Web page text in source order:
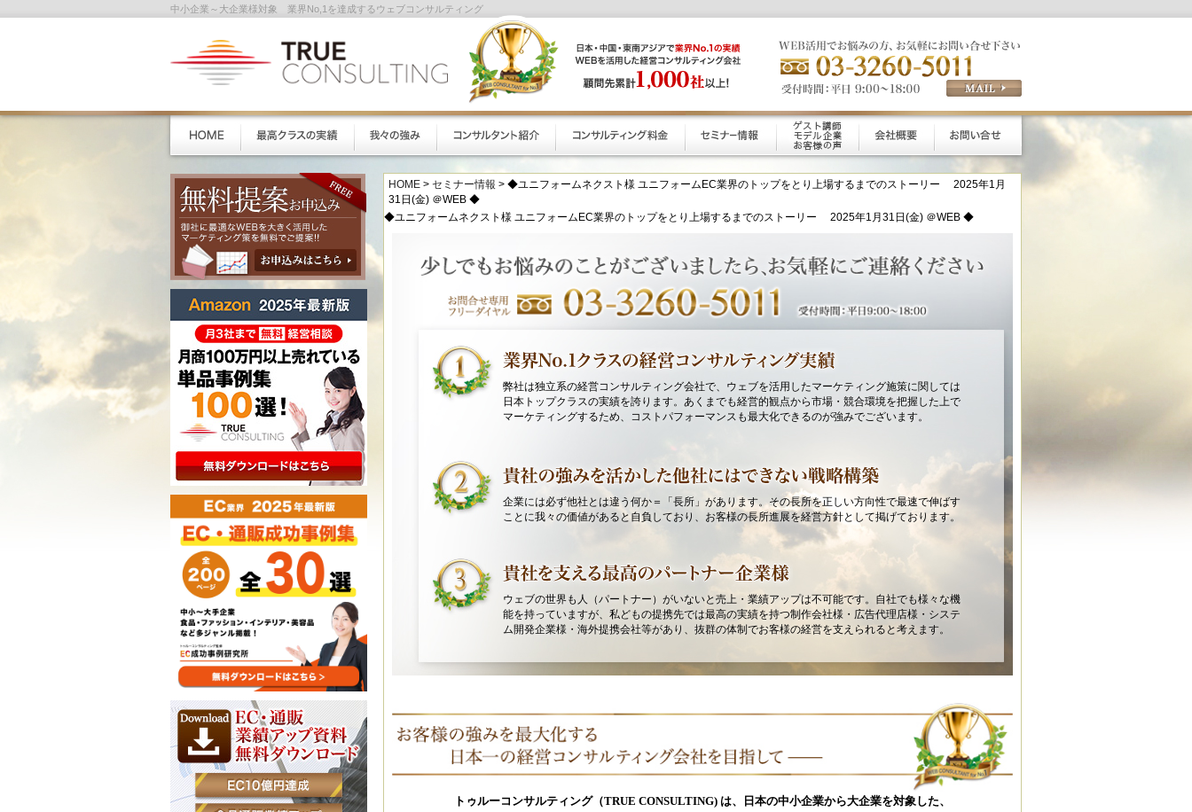
中小企業～大企業様対象 業界No,1を達成するウェブコンサルティング
HOME > セミナー情報 > ◆ユニフォームネクスト様 ユニフォームEC業界のトップをとり上場するまでのストーリー 2025年1月
31日(金) ＠WEB ◆
◆ユニフォームネクスト様 ユニフォームEC業界のトップをとり上場するまでのストーリー 2025年1月31日(金) ＠WEB ◆
弊社は独立系の経営コンサルティング会社で、ウェブを活用したマーケティング施策に関しては
日本トップクラスの実績を誇ります。あくまでも経営的観点から市場・競合環境を把握した上で
マーケティングするため、コストパフォーマンスも最大化できるのが強みでございます。
企業には必ず他社とは違う何か＝「長所」があります。その長所を正しい方向性で最速で伸ばす
ことに我々の価値があると自負しており、お客様の長所進展を経営方針として掲げております。
ウェブの世界も人（パートナー）がいないと売上・業績アップは不可能です。自社でも様々な機
能を持っていますが、私どもの提携先では最高の実績を持つ制作会社様・広告代理店様・システ
ム開発企業様・海外提携会社等があり、抜群の体制でお客様の経営を支えられると考えます。
トゥルーコンサルティング（TRUE CONSULTING) は、日本の中小企業から大企業を対象した、